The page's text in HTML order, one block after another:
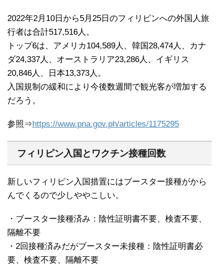
2022年2月10日から5月25日のフィリピンへの外国人旅
行者は合計517,516人。
トップ6は、アメリカ104,589人、韓国28,474人、カナ
ダ24,337人、オーストラリア23,286人、イギリス
20,846人、日本13,373人。
入国規制の緩和により今後数週間で観光客が増加する
だろう。
参照⇒https://www.pna.gov.ph/articles/1175295
フィリピン入国とワクチン接種回数
新しいフィリピン入国措置にはブースター接種がから
んでくるので少しややこしい。
・ブースター接種済み：陰性証明書不要、検査不要、
隔離不要
・2回接種済みだがブースター未接種：陰性証明書必
要、検査不要、隔離不要